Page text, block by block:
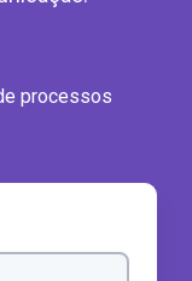
processos